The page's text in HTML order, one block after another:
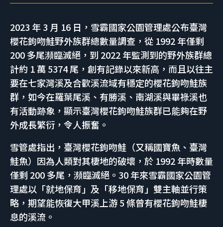
2023 年 3 月 16 日，雪霸國家公園管理處公布臺灣
櫻花鉤吻鮭野外族群總數量調查，從 1992 年僅剩
200 多尾瀕臨滅絕，到 2022 年監測到的野外族群總
計約 1 萬 5374 尾，創有記錄以來新高，而且以往主
要在七家灣溪及合歡溪流域有穩定的櫻花鉤吻鮭族
群，如今在羅葉尾溪、有勝溪、南湖溪與畢祿溪也
有活動跡象，顯示臺灣櫻花鉤吻鮭族群已能夠在野
外成長繁衍，令人振奮。
雪管處指出，臺灣櫻花鉤吻鮭（又稱國寶魚、臺灣
鮭魚）因為人類對其棲地的破壞，於 1992 年時數量
僅剩 200 多尾，瀕臨滅絕。30 年來雪霸國家公園管
理處以「就地保育」及「移地保育」雙主軸並行策
略，期望能恢復大甲溪上游 5 條曾有櫻花鉤吻鮭棲
息的溪流。